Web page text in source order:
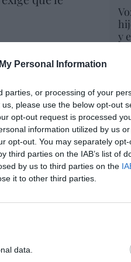
Personal Information
parties, or processing of your
please use the below opt-out
opt-out request is processed
information utilized by us
opt-out. You may separately
third parties on the IAB’s list of
by us to third parties on the
it to other third parties.
data.
hacerse una
la crisis de
a manos del
podrá hacerse
y